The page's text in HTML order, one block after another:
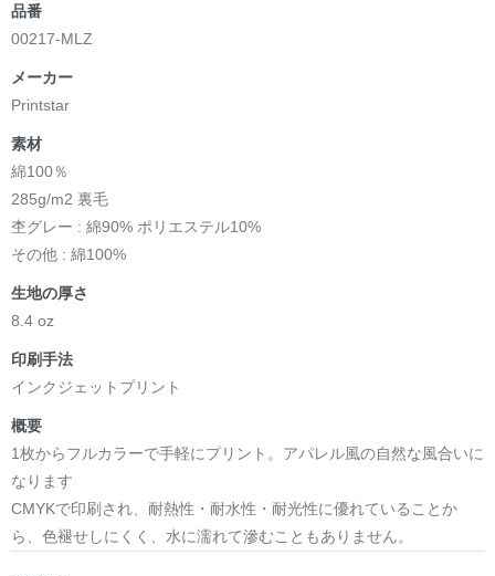
品番
00217-MLZ
メーカー
Printstar
素材
綿100％
285g/m2 裏毛
杢グレー : 綿90% ポリエステル10%
その他 : 綿100%
生地の厚さ
8.4 oz
印刷手法
インクジェットプリント
概要
1枚からフルカラーで手軽にプリント。アパレル風の自然な風合いに
なります
CMYKで印刷され、耐熱性・耐水性・耐光性に優れていることか
ら、色褪せしにくく、水に濡れて滲むこともありません。